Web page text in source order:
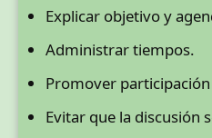
Explicar objetivo y
Administrar tiempos.
Promover
Evitar que la discusión